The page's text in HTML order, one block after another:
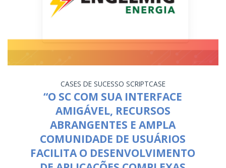
CASES DE SUCESSO SCRIPTCASE
“O SC COM SUA INTERFACE
AMIGÁVEL, RECURSOS
ABRANGENTES E AMPLA
COMUNIDADE DE USUÁRIOS
FACILITA O DESENVOLVIMENTO